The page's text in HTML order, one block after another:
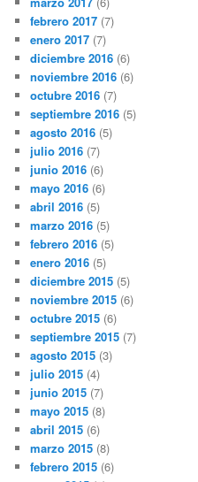
febrero 2017 (7)
enero 2017 (7)
diciembre 2016 (6)
noviembre 2016 (6)
octubre 2016 (7)
septiembre 2016 (5)
agosto 2016 (5)
julio 2016 (7)
junio 2016 (6)
mayo 2016 (6)
abril 2016 (5)
marzo 2016 (5)
febrero 2016 (5)
enero 2016 (5)
diciembre 2015 (5)
noviembre 2015 (6)
octubre 2015 (6)
septiembre 2015 (7)
agosto 2015 (3)
julio 2015 (4)
junio 2015 (7)
mayo 2015 (8)
abril 2015 (6)
marzo 2015 (8)
febrero 2015 (6)